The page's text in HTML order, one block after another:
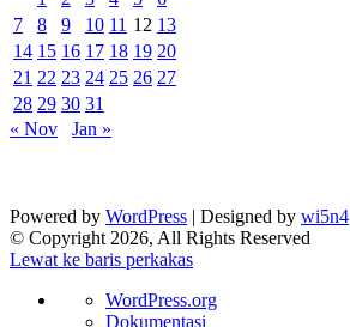
7
8 9 10 11 12 13
14 15 16 17 18 19 20
21 22 23 24 25 26 27
28 29 30 31
« Nov
Jan »
Powered by WordPress | Designed by wi5n4
© Copyright 2026, All Rights Reserved
Lewat ke baris perkakas
Tentang
WordPress
WordPress.org
Dokumentasi